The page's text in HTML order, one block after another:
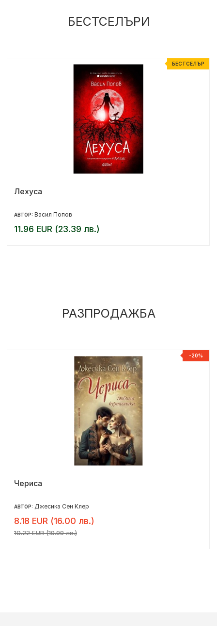
БЕСТСЕЛЪРИ
БЕСТСЕЛЪР
Лехуса
АВТОР: Васил Попов
11.96 EUR (23.39 лв.)
РАЗПРОДАЖБА
-20%
Чериса
АВТОР: Джесика Сен Клер
8.18 EUR (16.00 лв.)
10.22 EUR (19.99 лв.)